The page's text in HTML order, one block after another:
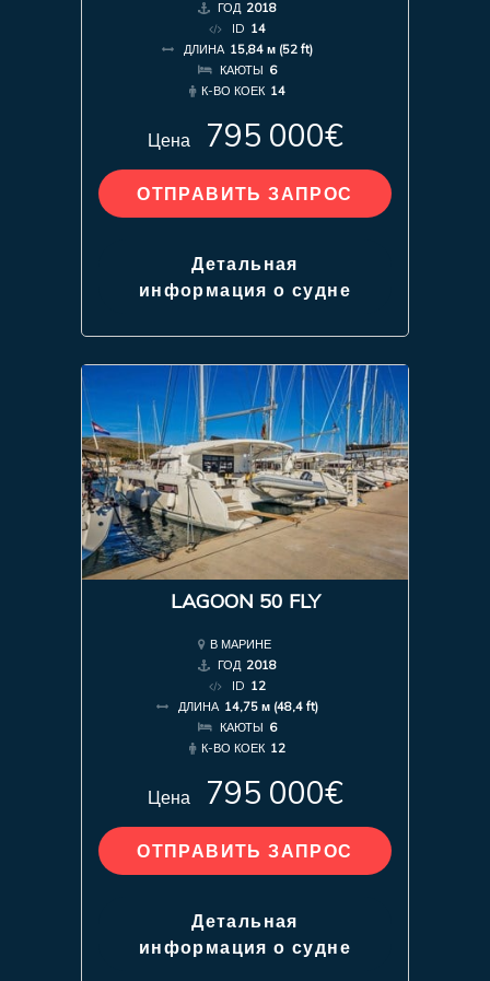
ГОД 2018
ID 14
ДЛИНА 15,84 м (52 ft)
КАЮТЫ 6
К-ВО КОЕК 14
Цена 795 000€
ОТПРАВИТЬ ЗАПРОС
Детальная
информация о судне
LAGOON 50 FLY
В МАРИНЕ
ГОД 2018
ID 12
ДЛИНА 14,75 м (48,4 ft)
КАЮТЫ 6
К-ВО КОЕК 12
Цена 795 000€
ОТПРАВИТЬ ЗАПРОС
Детальная
информация о судне